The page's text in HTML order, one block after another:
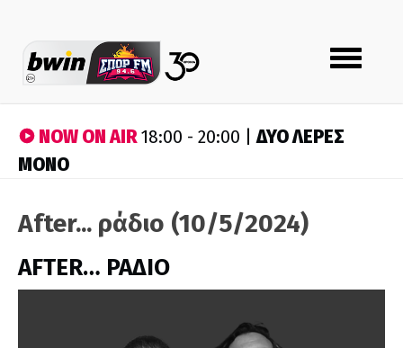
Toggle
navigation
NOW ON AIR18:00 - 20:00 |ΔΥΟ ΛΕΡΕΣ
ΜΟΝΟ
After... ράδιο (10/5/2024)
AFTER… ΡΑΔΙΟ